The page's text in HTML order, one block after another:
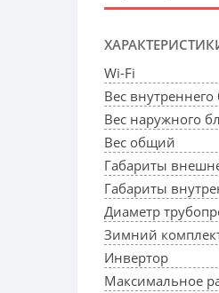
Wi-Fi
Вес внутреннего
Вес наружного
Вес общий
Габариты
Габариты
Диаметр
Зимний
Инвертор
Максимальное